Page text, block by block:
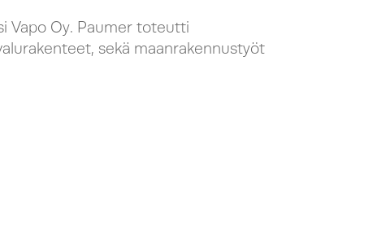
Vapo Oy. Paumer toteutti
sekä maanrakennustyöt